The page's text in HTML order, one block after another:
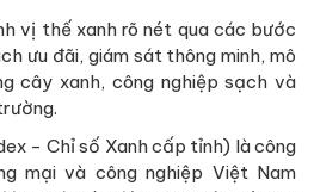
vị thế xanh rõ nét qua các bước
ưu đãi, giám sát thông minh, mô
cây xanh, công nghiệp sạch và
- Chỉ số Xanh cấp tỉnh) là công
mại và công nghiệp Việt Nam